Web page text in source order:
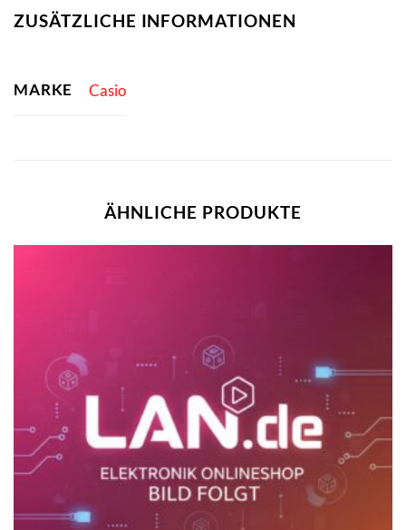
ZUSÄTZLICHE INFORMATIONEN
MARKE Casio
ÄHNLICHE PRODUKTE